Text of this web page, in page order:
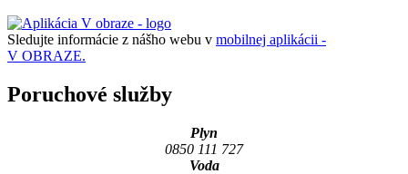
Sledujte informácie z nášho webu v mobilnej aplikácii -
V OBRAZE.
Poruchové služby
Plyn
0850 111 727
Voda